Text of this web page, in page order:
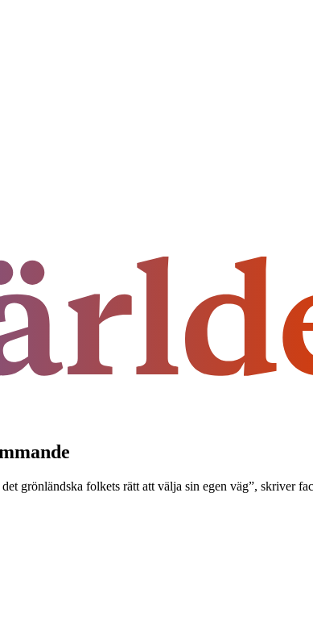
grönländska folkets rätt att välja sin egen väg”, skriver